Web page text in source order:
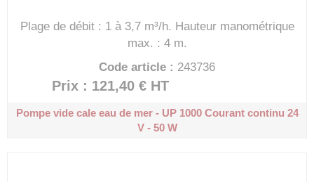
Plage de débit : 1 à 3,7 m³/h. Hauteur manométrique
max. : 4 m.
Code article : 243736
Prix : 121,40 € HT
Pompe vide cale eau de mer - UP 1000Courant continu 24
V - 50 W